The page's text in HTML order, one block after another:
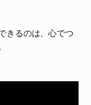
きるのは、心でつ